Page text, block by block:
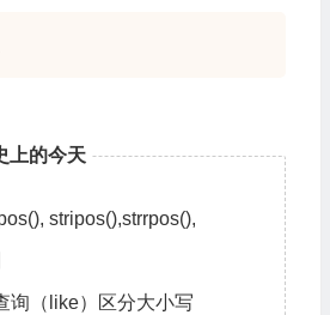
上的今天
stripos(),strrpos(),
询（like）区分大小写